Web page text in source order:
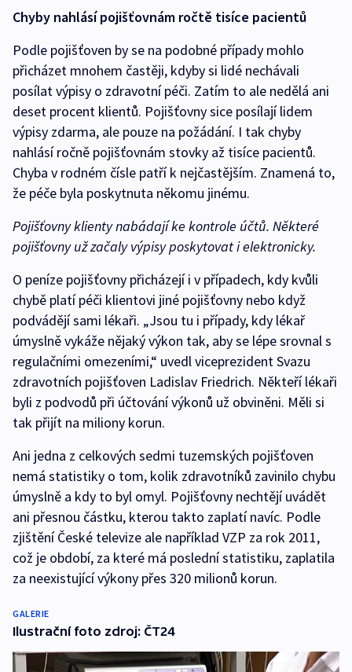
Chyby nahlásí pojišťovnám ročtě tisíce pacientů
Podle pojišťoven by se na podobné případy mohlo
přicházet mnohem častěji, kdyby si lidé nechávali
posílat výpisy o zdravotní péči. Zatím to ale nedělá ani
deset procent klientů. Pojišťovny sice posílají lidem
výpisy zdarma, ale pouze na požádání. I tak chyby
nahlásí ročně pojišťovnám stovky až tisíce pacientů.
Chyba v rodném čísle patří k nejčastějším. Znamená to,
že péče byla poskytnuta někomu jinému.
Pojišťovny klienty nabádají ke kontrole účtů. Některé
pojišťovny už začaly výpisy poskytovat i elektronicky.
O peníze pojišťovny přicházejí i v případech, kdy kvůli
chybě platí péči klientovi jiné pojišťovny nebo když
podvádějí sami lékaři. „Jsou tu i případy, kdy lékař
úmyslně vykáže nějaký výkon tak, aby se lépe srovnal s
regulačními omezeními,“ uvedl viceprezident Svazu
zdravotních pojišťoven Ladislav Friedrich. Někteří lékaři
byli z podvodů při účtování výkonů už obviněni. Měli si
tak přijít na miliony korun.
Ani jedna z celkových sedmi tuzemských pojišťoven
nemá statistiky o tom, kolik zdravotníků zavinilo chybu
úmyslně a kdy to byl omyl. Pojišťovny nechtějí uvádět
ani přesnou částku, kterou takto zaplatí navíc. Podle
zjištění České televize ale například VZP za rok 2011,
což je období, za které má poslední statistiku, zaplatila
za neexistující výkony přes 320 milionů korun.
GALERIE
Ilustrační foto zdroj: ČT24